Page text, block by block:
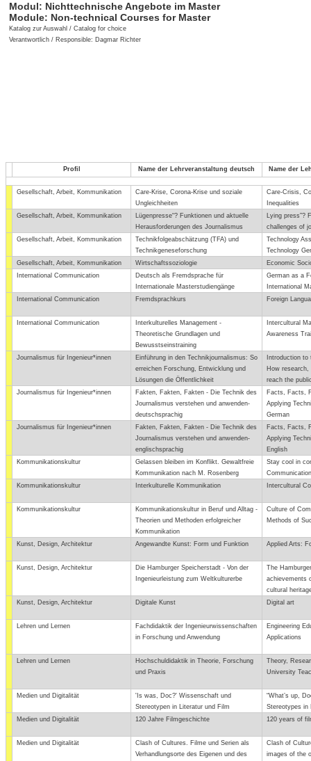
Modul: Nichttechnische Angebote im Master
Module: Non-technical Courses for Master
Katalog zur Auswahl / Catalog for choice
Verantwortlich / Responsible: Dagmar Richter
Profil Name der Lehrveranstaltung deutsch Name der
Gesellschaft, Arbeit, Kommunikation
Care-Krise, Corona-Krise und soziale
Ungleichheiten
Care-Crisis,
Inequalities
Gesellschaft, Arbeit, Kommunikation
Lügenpresse“? Funktionen und aktuelle
Herausforderungen des Journalismus
Lying press”?
challenges of
Gesellschaft, Arbeit, Kommunikation
Technikfolgeabschätzung (TFA) und
Technikgeneseforschung
Technology
Technology
Gesellschaft, Arbeit, Kommunikation
Wirtschaftssoziologie
Economic
International Communication
Deutsch als Fremdsprache für
Internationale Masterstudiengänge
German as a
International
International Communication
Fremdsprachkurs Foreign
International Communication
Interkulturelles Management -
Theoretische Grundlagen und
Bewusstseinstraining
Intercultural
Awareness
Journalismus für Ingenieur*innen
Einführung in den Technikjournalismus: So
erreichen Forschung, Entwicklung und
Lösungen die Öffentlichkeit
Introduction to
How research,
reach the
Journalismus für Ingenieur*innen
Fakten, Fakten, Fakten - Die Technik des
Journalismus verstehen und anwenden-
deutschsprachig
Facts, Facts,
Applying
German
Journalismus für Ingenieur*innen
Fakten, Fakten, Fakten - Die Technik des
Journalismus verstehen und anwenden-
englischsprachig
Facts, Facts,
Applying
English
Kommunikationskultur
Gelassen bleiben im Konflikt. Gewaltfreie
Kommunikation nach M. Rosenberg
Stay cool in
Kommunikationskultur
Interkulturelle Kommunikation Intercultural
Kommunikationskultur
Kommunikationskultur in Beruf und Alltag -
Theorien und Methoden erfolgreicher
Kommunikation
Culture of
Methods of
Kunst, Design, Architektur Angewandte Kunst: Form und Funktion Applied Arts:
Kunst, Design, Architektur
Die Hamburger Speicherstadt - Von der
Ingenieurleistung zum Weltkulturerbe
The
achievements
cultural
Kunst, Design, Architektur
Digitale Kunst Digital art
Lehren und Lernen
Fachdidaktik der Ingenieurwissenschaften
in Forschung und Anwendung
Engineering
Applications
Lehren und Lernen
Hochschuldidaktik in Theorie, Forschung
und Praxis
Theory,
University
Medien und Digitalität
'Is was, Doc?' Wissenschaft und
Stereotypen in Literatur und Film
“What’s up,
Stereotypes in
Medien und Digitalität
120 Jahre Filmgeschichte 120 years of
Medien und Digitalität
Clash of Cultures. Filme und Serien als
Verhandlungsorte des Eigenen und des
Clash of
images of the